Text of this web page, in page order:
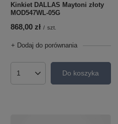
Kinkiet DALLAS Maytoni złoty
MOD547WL-05G
868,00 zł / szt.
+ Dodaj do porównania
Ilość produktówDo koszyka